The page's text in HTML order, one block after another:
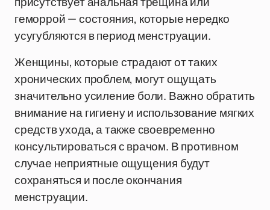
геморрой — состояния, которые нередко
усугубляются в период менструации.
Женщины, которые страдают от таких
хронических проблем, могут ощущать
значительно усиление боли. Важно обратить
внимание на гигиену и использование мягких
средств ухода, а также своевременно
консультироваться с врачом. В противном
случае неприятные ощущения будут
сохраняться и после окончания
менструации.